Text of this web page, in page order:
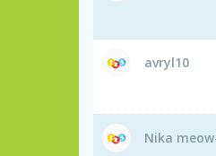
avryl10
Nika